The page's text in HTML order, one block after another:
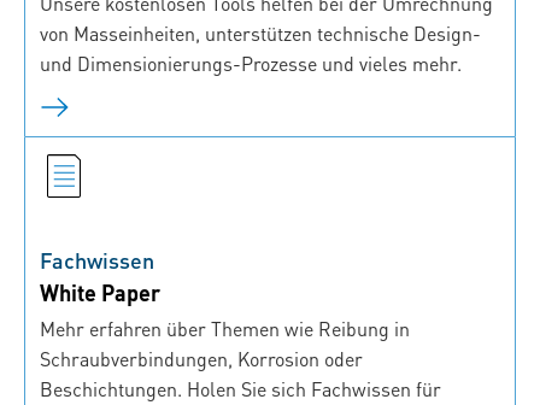
von Masseinheiten, unterstützen technische Design-
und Dimensionierungs-Prozesse und vieles mehr.
Fachwissen
White Paper
Mehr erfahren über Themen wie Reibung in
Schraubverbindungen, Korrosion oder
Beschichtungen. Holen Sie sich Fachwissen für